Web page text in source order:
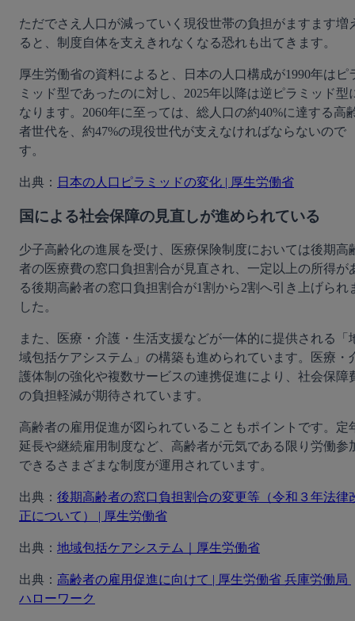
ただでさえ人口が減っていく現役世帯の負担がますます増
ると、制度自体を支えきれなくなる恐れも出てきます。
厚生労働省の資料によると、日本の人口構成が1990年はピ
ミッド型であったのに対し、2025年以降は逆ピラミッド型
なります。2060年に至っては、総人口の約40%に達する高
者世代を、約47%の現役世代が支えなければならないので
す。
出典： 日本の人口ピラミッドの変化 | 厚生労働省
国による社会保障の見直しが進められている
少子高齢化の進展を受け、医療保険制度においては後期高
者の医療費の窓口負担割合が見直され、一定以上の所得が
る後期高齢者の窓口負担割合が1割から2割へ引き上げられ
した。
また、医療・介護・生活支援などが一体的に提供される「
域包括ケアシステム」の構築も進められています。医療・
護体制の強化や複数サービスの連携促進により、社会保障
の負担軽減が期待されています。
高齢者の雇用促進が図られていることもポイントです。定
延長や継続雇用制度など、高齢者が元気である限り労働参
できるさまざまな制度が運用されています。
出典： 後期高齢者の窓口負担割合の変更等（令和３年法律
正について） | 厚生労働省
出典： 地域包括ケアシステム｜厚生労働省
出典： 高齢者の雇用促進に向けて | 厚生労働省 兵庫労働局
ハローワーク